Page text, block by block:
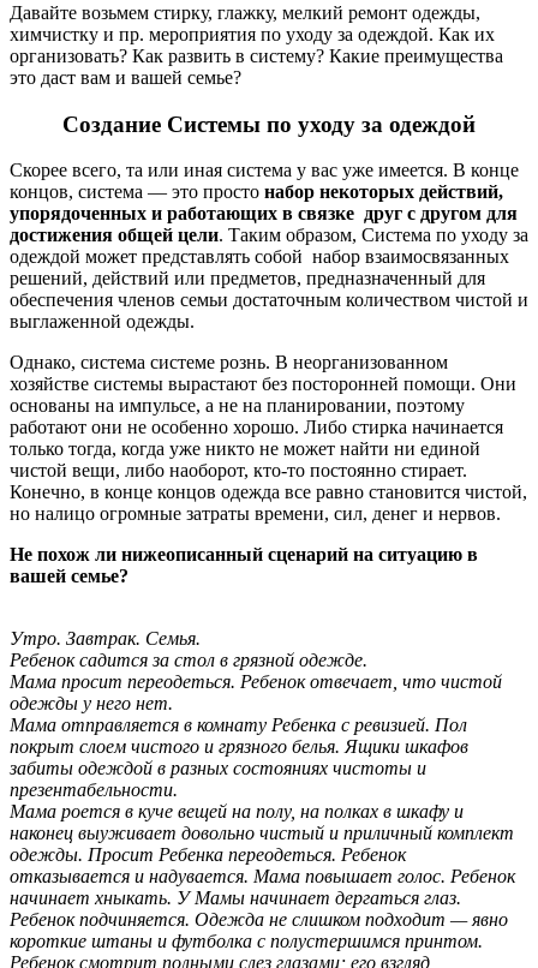
Давайте возьмем стирку, глажку, мелкий ремонт одежды,
химчистку и пр. мероприятия по уходу за одеждой. Как их
организовать? Как развить в систему? Какие преимущества
это даст вам и вашей семье?
Создание Системы по уходу за одеждой
Скорее всего, та или иная система у вас уже имеется. В конце
концов, система — это просто набор некоторых действий,
упорядоченных и работающих в связке друг с другом для
достижения общей цели. Таким образом, Система по уходу за
одеждой может представлять собой набор взаимосвязанных
решений, действий или предметов, предназначенный для
обеспечения членов семьи достаточным количеством чистой и
выглаженной одежды.
Однако, система системе рознь. В неорганизованном
хозяйстве системы вырастают без посторонней помощи. Они
основаны на импульсе, а не на планировании, поэтому
работают они не особенно хорошо. Либо стирка начинается
только тогда, когда уже никто не может найти ни единой
чистой вещи, либо наоборот, кто-то постоянно стирает.
Конечно, в конце концов одежда все равно становится чистой,
но налицо огромные затраты времени, сил, денег и нервов.
Не похож ли нижеописанный сценарий на ситуацию в
вашей семье?
Утро. Завтрак. Семья.
Ребенок садится за стол в грязной одежде.
Мама просит переодеться. Ребенок отвечает, что чистой
одежды у него нет.
Мама отправляется в комнату Ребенка с ревизией. Пол
покрыт слоем чистого и грязного белья. Ящики шкафов
забиты одеждой в разных состояниях чистоты и
презентабельности.
Мама роется в куче вещей на полу, на полках в шкафу и
наконец выуживает довольно чистый и приличный комплект
одежды. Просит Ребенка переодеться. Ребенок
отказывается и надувается. Мама повышает голос. Ребенок
начинает хныкать. У Мамы начинает дергаться глаз.
Ребенок подчиняется. Одежда не слишком подходит — явно
короткие штаны и футболка с полустершимся принтом.
Ребенок смотрит полными слез глазами; его взгляд